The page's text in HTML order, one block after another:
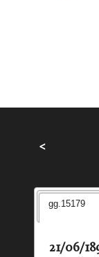
<
gg.15179
21/06/